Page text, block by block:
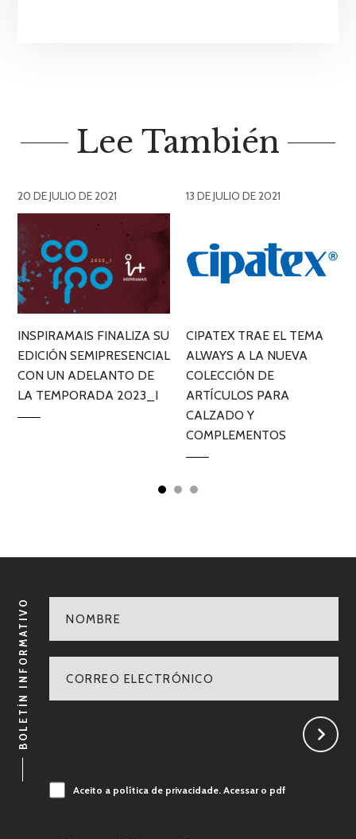
Lee También
20 DE JULIO DE 2021
INSPIRAMAIS FINALIZA SU
EDICIÓN SEMIPRESENCIAL
CON UN ADELANTO DE
LA TEMPORADA 2023_I
13 DE JULIO DE 2021
CIPATEX TRAE EL TEMA
ALWAYS A LA NUEVA
COLECCIÓN DE
ARTÍCULOS PARA
CALZADO Y
COMPLEMENTOS
BOLETÍN INFORMATIVO
Aceito a política de privacidade.Acessar o pdf